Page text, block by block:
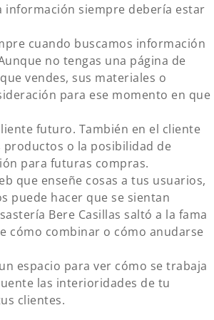
siempre debería estar
cuando buscamos información
no tengas una página de
vendes, sus materiales o
para ese momento en que
futuro. También en el cliente
productos o la posibilidad de
para futuras compras.
que enseñe cosas a tus usuarios,
puede hacer que se sientan
Bere Casillas saltó a la fama
cómo combinar o cómo anudarse
espacio para ver cómo se trabaja
las interioridades de tu
clientes.